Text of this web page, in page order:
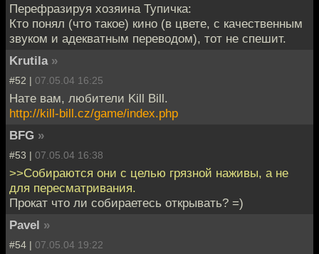
Перефразируя хозяина Тупичка:
Кто понял (что такое) кино (в цвете, с качественным
звуком и адекватным переводом), тот не спешит.
Krutila »
#52 | 07.05.04 16:25
Нате вам, любители Kill Bill.
http://kill-bill.cz/game/index.php
BFG »
#53 | 07.05.04 16:38
>>Собираются они с целью грязной наживы, а не
для пересматривания.
Прокат что ли собираетесь открывать? =)
Pavel »
#54 | 07.05.04 19:22